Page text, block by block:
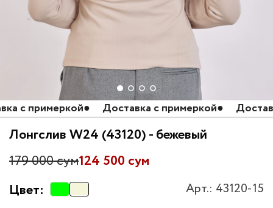
примеркой● Доставка с примеркой● Доставка
Лонгслив W24 (43120) - бежевый
124 500 сум
179 000 сум
Цвет:
Арт.: 43120-15